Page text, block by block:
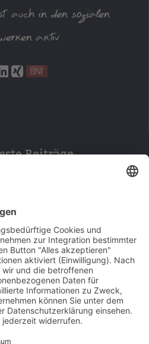
auch in den sozialen
aktiv
Beiträge
-Impressum Datenschutz